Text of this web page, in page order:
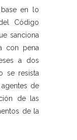
en lo
Código
sanciona
con pena
a dos
se resista
de
de las
de la